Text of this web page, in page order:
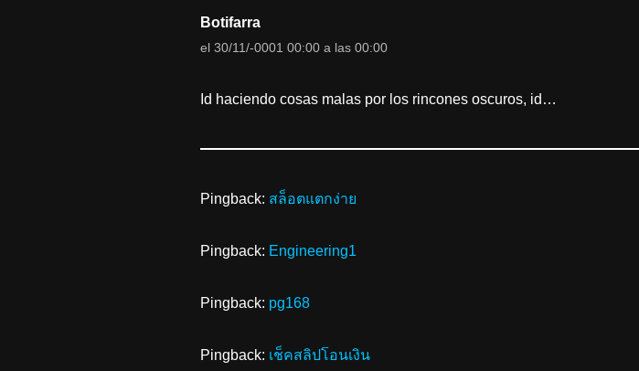
Botifarra
el 30/11/-0001 00:00 a las 00:00
Id haciendo cosas malas por los rincones oscuros, id…
Pingback: สล็อตแตกง่าย
Pingback: Engineering1
Pingback: pg168
Pingback: เช็คสลิปโอนเงิน